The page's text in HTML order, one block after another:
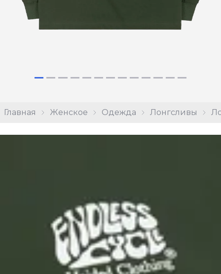
Главная Женское Одежда Лонгсливы